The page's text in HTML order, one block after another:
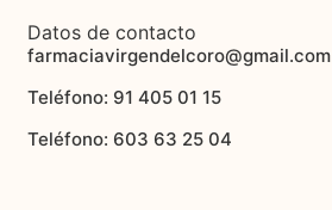
Datos de contacto
farmaciavirgendelcoro@gmail.com
Teléfono: 91 405 01 15
Teléfono: 603 63 25 04